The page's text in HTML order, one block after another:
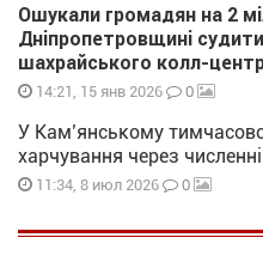
Ошукали громадян на 2
Дніпропетровщині
шахрайського колл-
14:21, 15 янв 2026 0
У Кам’янському
харчування через
11:34, 8 июл 2026 0